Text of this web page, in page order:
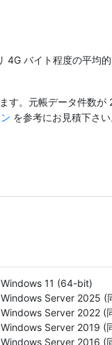
4G バイト程度の平均
す。元帳データ件数が
を参考にお見積下さい
Windows 11 (64-bit)
Windows Server 2025 (
Windows Server 2022 (
Windows Server 2019 (
Windows Server 2016 (